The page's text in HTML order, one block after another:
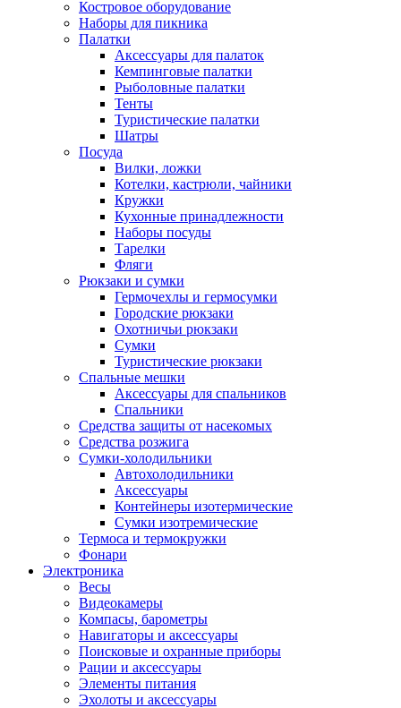
Костровое оборудование
Наборы для пикника
Палатки
Аксессуары для палаток
Кемпинговые палатки
Рыболовные палатки
Тенты
Туристические палатки
Шатры
Посуда
Вилки, ложки
Котелки, кастрюли, чайники
Кружки
Кухонные принадлежности
Наборы посуды
Тарелки
Фляги
Рюкзаки и сумки
Гермочехлы и гермосумки
Городские рюкзаки
Охотничьи рюкзаки
Сумки
Туристические рюкзаки
Спальные мешки
Аксессуары для спальников
Спальники
Средства защиты от насекомых
Средства розжига
Сумки-холодильники
Автохолодильники
Аксессуары
Контейнеры изотермические
Сумки изотремические
Термоса и термокружки
Фонари
Электроника
Весы
Видеокамеры
Компасы, барометры
Навигаторы и аксессуары
Поисковые и охранные приборы
Рации и аксессуары
Элементы питания
Эхолоты и аксессуары